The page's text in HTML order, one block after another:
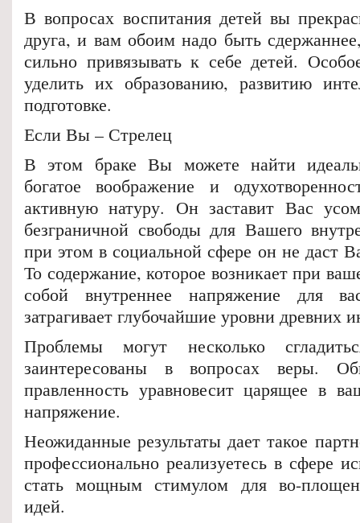
В вопросах воспитания детей вы
друга, и вам обоим надо быть
сильно привязывать к себе детей.
уделить их образованию, развитию
подготовке.
Если Вы – Стрелец
В этом браке Вы можете найти
богатое воображение и
активную натуру. Он заставит Вас
безграничной свободы для Вашего
при этом в социальной сфере он не даст
То содержание, которое возникает при
собой внутреннее напряжение для
затрагивает глубочайшие уровни древних
Проблемы могут несколько
заинтересованы в вопросах веры.
правленность уравновесит царящее в
напряжение.
Неожиданные результаты дает такое
профессионально реализуетесь в сфере
стать мощным стимулом для во-
идей.